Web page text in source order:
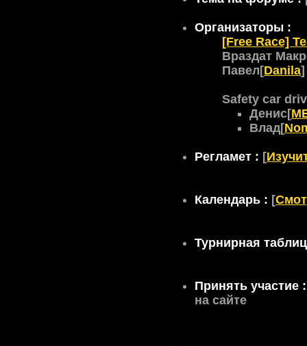
Организаторы :
[Free Race]
Враздат
Павел[Danila]
Safety car
Денис[
Влад[
Регламет : [
Календарь : [
Турнирная
Принять участие
на сайте